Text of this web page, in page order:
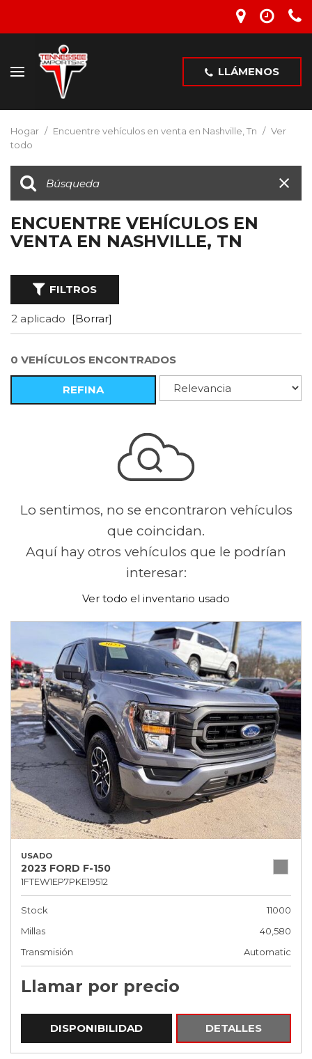
LLÁMENOS
Hogar / Encuentre vehículos en venta en Nashville, Tn / Ver
todo
ENCUENTRE VEHÍCULOS EN
VENTA EN NASHVILLE, TN
FILTROS
2 aplicado [Borrar]
0 VEHÍCULOS ENCONTRADOS
REFINA
Lo sentimos, no se encontraron vehículos
que coincidan.
Aquí hay otros vehículos que le podrían
interesar:
Ver todo el inventario usado
USADO
2023 FORD F-150
1FTEW1EP7PKE19512
Stock
11000
Millas
40,580
Transmisión
Automatic
Llamar por precio
DISPONIBILIDAD DETALLES